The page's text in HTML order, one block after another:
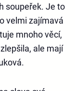
soupeřek. Je to
velmi zajímavá
mnoho věcí,
ale mají